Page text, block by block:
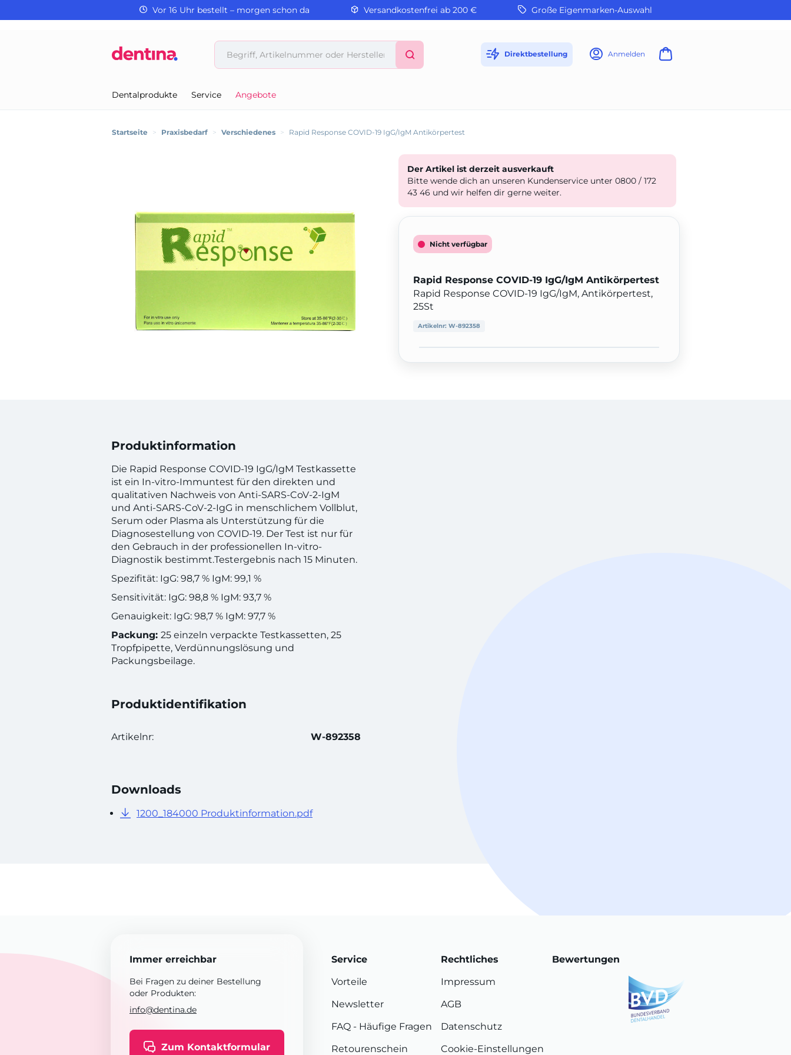
Vor 16 Uhr bestellt – morgen schon da Versandkostenfrei ab 200 € Große Eigenmarken-Auswahl
Direktbestellung Anmelden
Dentalprodukte Service Angebote
Startseite > Praxisbedarf > Verschiedenes > Rapid Response COVID-19 IgG/IgM Antikörpertest
Produktinformation
Die Rapid Response COVID-19 IgG/IgM Testkassette
ist ein In-vitro-Immuntest für den direkten und
qualitativen Nachweis von Anti-SARS-CoV-2-IgM
und Anti-SARS-CoV-2-IgG in menschlichem Vollblut,
Serum oder Plasma als Unterstützung für die
Diagnosestellung von COVID-19. Der Test ist nur für
den Gebrauch in der professionellen In-vitro-
Diagnostik bestimmt.Testergebnis nach 15 Minuten.
Spezifität: IgG: 98,7 % IgM: 99,1 %
Sensitivität: IgG: 98,8 % IgM: 93,7 %
Genauigkeit: IgG: 98,7 % IgM: 97,7 %
Packung: 25 einzeln verpackte Testkassetten, 25
Tropfpipette, Verdünnungslösung und
Packungsbeilage.
Produktidentifikation
Artikelnr: W-892358
Downloads
1200_184000 Produktinformation.pdf
Der Artikel ist derzeit ausverkauft
Bitte wende dich an unseren Kundenservice unter 0800 / 172
43 46 und wir helfen dir gerne weiter.
Nicht verfügbar
Rapid Response COVID-19 IgG/IgM Antikörpertest
Rapid Response COVID-19 IgG/IgM, Antikörpertest,
25St
Artikelnr: W-892358
Immer erreichbar
Bei Fragen zu deiner Bestellung
oder Produkten:
info@dentina.de
Zum Kontaktformular
Service
Vorteile
Newsletter
FAQ - Häufige Fragen
Retourenschein
Rechtliches
Impressum
AGB
Datenschutz
Cookie-Einstellungen
Bewertungen